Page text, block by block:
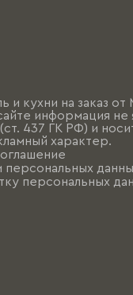
и кухни на заказ
информация не
437 ГК РФ) и
характер.
персональных
персональных